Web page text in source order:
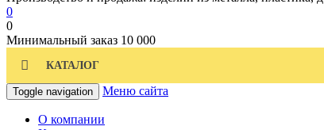
0
0
Минимальный заказ 10 000
КАТАЛОГ
Toggle navigation Меню сайта
О компании